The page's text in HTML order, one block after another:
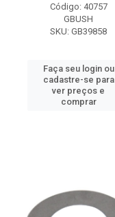
Código: 40757
GBUSH
SKU: GB39858
Faça seu login ou
cadastre-se para
ver preços e
comprar